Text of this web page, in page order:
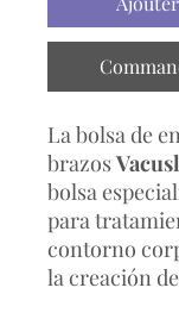
La bolsa de
brazos
bolsa
para
contorno
la creación